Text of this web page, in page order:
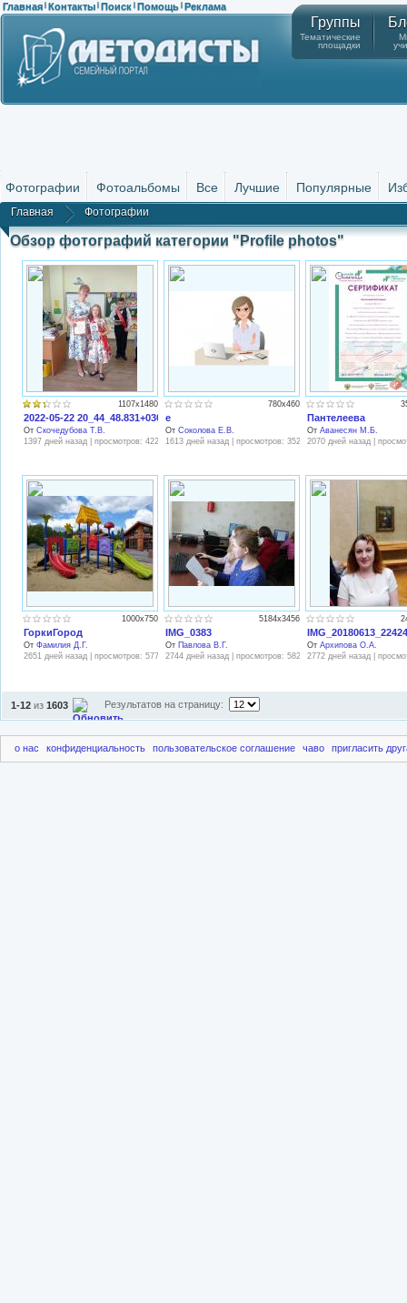
Главная | Контакты | Поиск | Помощь | Реклама
Группы
Тематические
площадки
Фотографии Фотоальбомы Все Лучшие Популярные
Главная Фотографии
Обзор фотографий категории "Profile photos"
1107x1480
2022-05-22 20_44_48.831+0300
От Скочедубова Т.В.
1397 дней назад | просмотров: 422
780x460
е
От Соколова Е.В.
1613 дней назад | просмотров: 352
Пантелеева
От Аванесян М.Б.
2070 дней назад |
1000x750
ГоркиГород
От Фамилия Д.Г.
2651 дней назад | просмотров: 577
5184x3456
IMG_0383
От Павлова В.Г.
2744 дней назад | просмотров: 582
От Архипова О.А.
2772 дней назад |
1-12 из 1603 Результатов на страницу:
о нас конфиденциальность пользовательское соглашение чаво пригласить